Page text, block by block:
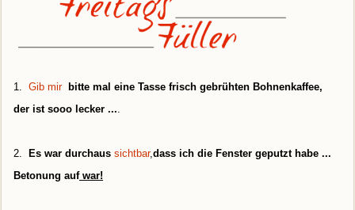
1. Gib mir bitte mal eine Tasse frisch gebrühten Bohnenkaffee,
der ist sooo lecker ...
2. Es war durchaus sichtbar,dass ich die Fenster geputzt habe ...
Betonung aufwar!